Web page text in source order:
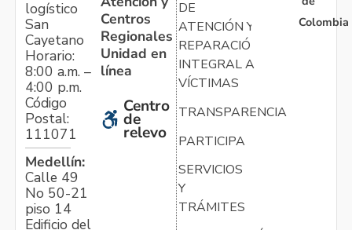
logístico
San
Cayetano
Horario:
8:00 a.m. –
4:00 p.m.
Código
Postal:
111071
Medellín:
Calle 49
No 50-21
piso 14
Edificio del
Centros
Regionales
Unidad en
línea
Centro
de
relevo
DE
ATENCIÓN Y
REPARACIÓN
INTEGRAL A
VÍCTIMAS
TRANSPARENCIA
PARTICIPA
SERVICIOS
Y
TRÁMITES
Colombia